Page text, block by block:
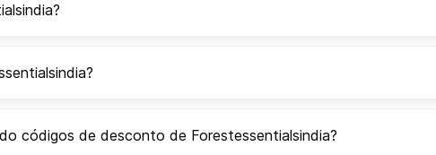
códigos de desconto de Forestessentialsindia?